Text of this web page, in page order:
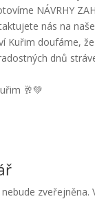
NÁVRHY
nás na
Kuřim doufáme,
dnů
🥂💚
zveřejněna.